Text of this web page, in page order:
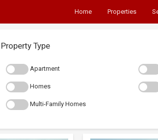
Home Properties
Property Type
Apartment
Homes
Multi-Family Homes